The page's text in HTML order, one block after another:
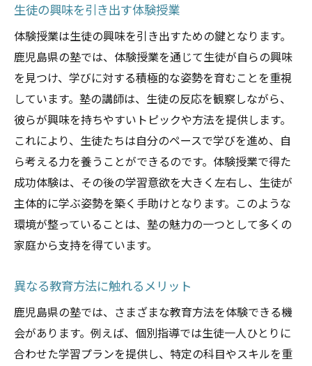
生徒の興味を引き出す体験授業
体験授業は生徒の興味を引き出すための鍵となります。
鹿児島県の塾では、体験授業を通じて生徒が自らの興味
を見つけ、学びに対する積極的な姿勢を育むことを重視
しています。塾の講師は、生徒の反応を観察しながら、
彼らが興味を持ちやすいトピックや方法を提供します。
これにより、生徒たちは自分のペースで学びを進め、自
ら考える力を養うことができるのです。体験授業で得た
成功体験は、その後の学習意欲を大きく左右し、生徒が
主体的に学ぶ姿勢を築く手助けとなります。このような
環境が整っていることは、塾の魅力の一つとして多くの
家庭から支持を得ています。
異なる教育方法に触れるメリット
鹿児島県の塾では、さまざまな教育方法を体験できる機
会があります。例えば、個別指導では生徒一人ひとりに
合わせた学習プランを提供し、特定の科目やスキルを重